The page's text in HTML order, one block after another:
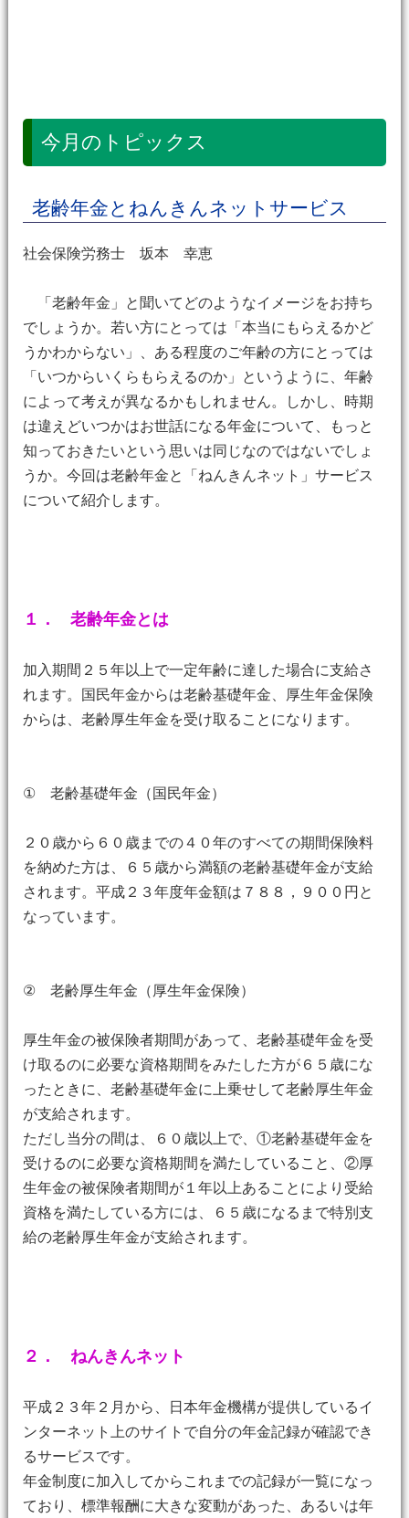
今月のトピックス
老齢年金とねんきんネットサービス
社会保険労務士 坂本 幸恵
「老齢年金」と聞いてどのようなイメージをお持ち
でしょうか。若い方にとっては「本当にもらえるかど
うかわからない」、ある程度のご年齢の方にとっては
「いつからいくらもらえるのか」というように、年齢
によって考えが異なるかもしれません。しかし、時期
は違えどいつかはお世話になる年金について、もっと
知っておきたいという思いは同じなのではないでしょ
うか。今回は老齢年金と「ねんきんネット」サービス
について紹介します。
１． 老齢年金とは
加入期間２５年以上で一定年齢に達した場合に支給さ
れます。国民年金からは老齢基礎年金、厚生年金保険
からは、老齢厚生年金を受け取ることになります。
① 老齢基礎年金（国民年金）
２０歳から６０歳までの４０年のすべての期間保険料
を納めた方は、６５歳から満額の老齢基礎年金が支給
されます。平成２３年度年金額は７８８，９００円と
なっています。
② 老齢厚生年金（厚生年金保険）
厚生年金の被保険者期間があって、老齢基礎年金を受
け取るのに必要な資格期間をみたした方が６５歳にな
ったときに、老齢基礎年金に上乗せして老齢厚生年金
が支給されます。
ただし当分の間は、６０歳以上で、①老齢基礎年金を
受けるのに必要な資格期間を満たしていること、②厚
生年金の被保険者期間が１年以上あることにより受給
資格を満たしている方には、６５歳になるまで特別支
給の老齢厚生年金が支給されます。
２． ねんきんネット
平成２３年２月から、日本年金機構が提供しているイ
ンターネット上のサイトで自分の年金記録が確認でき
るサービスです。
年金制度に加入してからこれまでの記録が一覧になっ
ており、標準報酬に大きな変動があった、あるいは年